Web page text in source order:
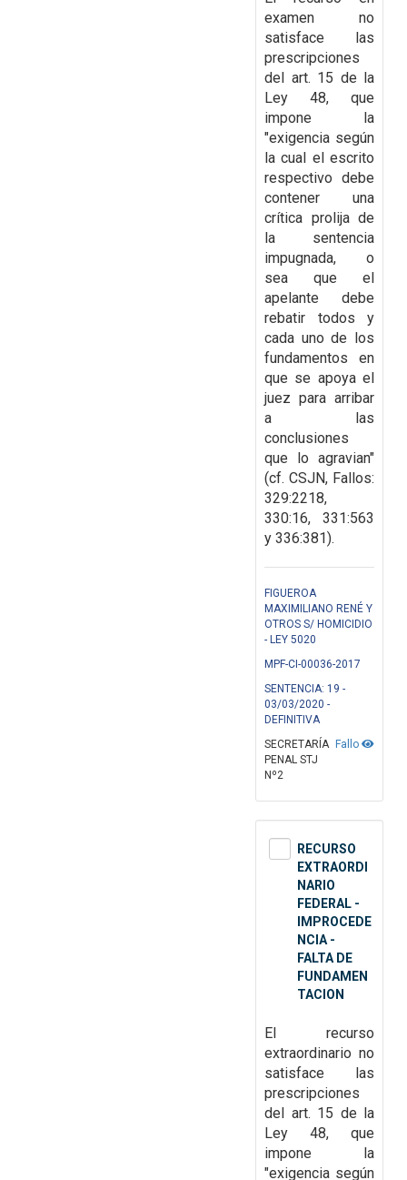
examen no
satisface las
prescripciones
del art. 15 de la
Ley 48, que
impone la
"exigencia según
la cual el escrito
respectivo debe
contener una
crítica prolija de
la sentencia
impugnada, o
sea que el
apelante debe
rebatir todos y
cada uno de los
fundamentos en
que se apoya el
juez para arribar
a las
conclusiones
que lo agravian"
(cf. CSJN, Fallos:
329:2218,
330:16, 331:563
y 336:381).
FIGUEROA
MAXIMILIANO RENÉ Y
OTROS S/ HOMICIDIO
- LEY 5020
MPF-CI-00036-2017
SENTENCIA: 19 -
03/03/2020 -
DEFINITIVA
Fallo
SECRETARÍA
PENAL STJ
Nº2
RECURSO
EXTRAORDI
NARIO
FEDERAL -
IMPROCEDE
NCIA -
FALTA DE
FUNDAMEN
TACION
El recurso
extraordinario no
satisface las
prescripciones
del art. 15 de la
Ley 48, que
impone la
"exigencia según